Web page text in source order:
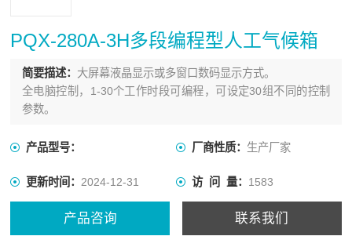
PQX-280A-3H多段编程型人工气候箱
简要描述： 大屏幕液晶显示或多窗口数码显示方式。
全电脑控制，1-30个工作时段可编程，可设定30组不同的控制
参数。
产品型号： 厂商性质： 生产厂家
更新时间：2024-12-31 访 问 量： 1583
产品咨询 联系我们